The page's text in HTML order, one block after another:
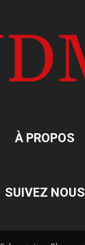
À PROPOS
SUIVEZ NOUS